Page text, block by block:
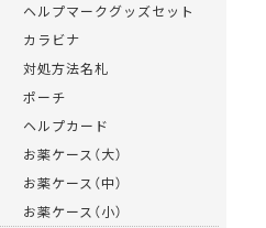
ヘルプマークグッズセット
カラビナ
対処方法名札
ポーチ
ヘルプカード
お薬ケース（大）
お薬ケース（中）
お薬ケース（小）